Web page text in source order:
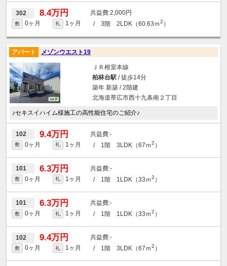
302 8.4万円 2,000円
敷 0ヶ月 礼 1ヶ月 / 3階 2LDK（60.63ｍ2 ）
アパート メゾンウエスト19
ＪＲ根室本線
柏林台駅/ 徒歩14分
築年 新築 / 2階建
北海道帯広市西十九条南２丁目
♪セキスイハイム様施工の高性能住宅のご紹介♪
102 9.4万円 -
敷 0ヶ月 礼 1ヶ月 / 1階 3LDK（67ｍ2 ）
101 6.3万円 -
敷 0ヶ月 礼 1ヶ月 / 1階 1LDK（33ｍ2 ）
101 6.3万円 -
敷 0ヶ月 礼 1ヶ月 / 1階 1LDK（33ｍ2 ）
102 9.4万円 -
敷 0ヶ月 礼 1ヶ月 / 1階 3LDK（67ｍ2 ）